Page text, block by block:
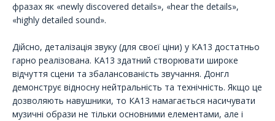
фразах як «newly discovered details», «hear the details»,
«highly detailed sound».
Дійсно, деталізація звуку (для своєї ціни) у КА13 достатньо
гарно реалізована. КА13 здатний створювати широке
відчуття сцени та збалансованість звучання. Донгл
демонструє відносну нейтральність та технічність. Якщо це
дозволяють навушники, то КА13 намагається насичувати
музичні образи не тільки основними елементами, але і